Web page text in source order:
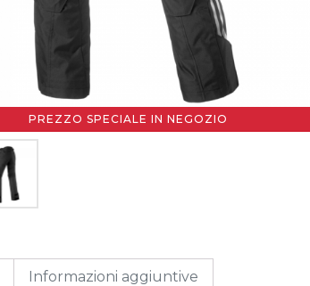
PREZZO SPECIALE IN NEGOZIO
Informazioni aggiuntive